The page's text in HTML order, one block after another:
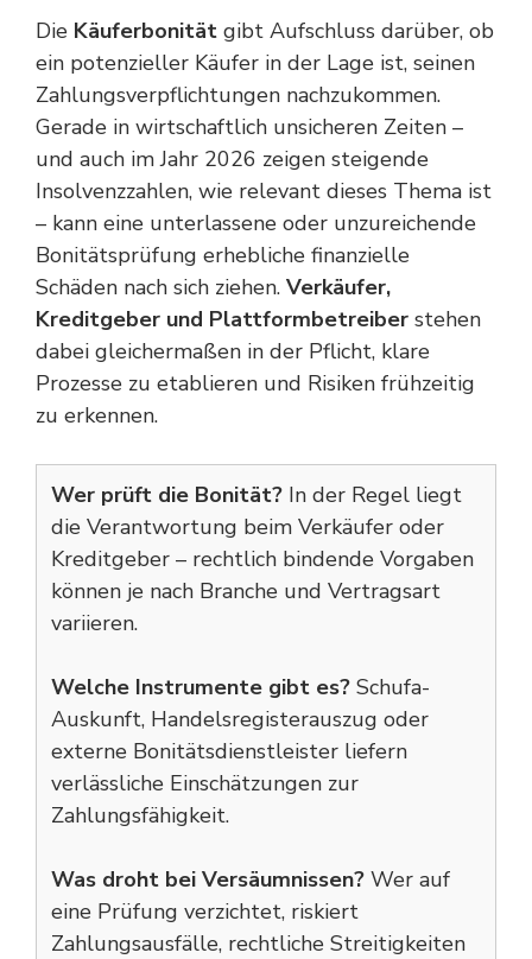
Die Käuferbonität gibt Aufschluss darüber, ob
ein potenzieller Käufer in der Lage ist, seinen
Zahlungsverpflichtungen nachzukommen.
Gerade in wirtschaftlich unsicheren Zeiten –
und auch im Jahr 2026 zeigen steigende
Insolvenzzahlen, wie relevant dieses Thema ist
– kann eine unterlassene oder unzureichende
Bonitätsprüfung erhebliche finanzielle
Schäden nach sich ziehen. Verkäufer,
Kreditgeber und Plattformbetreiber stehen
dabei gleichermaßen in der Pflicht, klare
Prozesse zu etablieren und Risiken frühzeitig
zu erkennen.
Wer prüft die Bonität? In der Regel liegt
die Verantwortung beim Verkäufer oder
Kreditgeber – rechtlich bindende Vorgaben
können je nach Branche und Vertragsart
variieren.
Welche Instrumente gibt es? Schufa-
Auskunft, Handelsregisterauszug oder
externe Bonitätsdienstleister liefern
verlässliche Einschätzungen zur
Zahlungsfähigkeit.
Was droht bei Versäumnissen? Wer auf
eine Prüfung verzichtet, riskiert
Zahlungsausfälle, rechtliche Streitigkeiten